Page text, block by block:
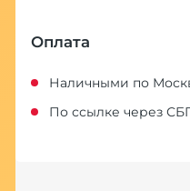
Оплата
Наличными по
По ссылке через